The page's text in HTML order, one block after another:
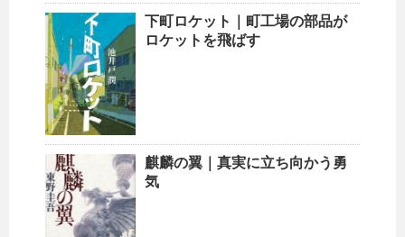
下町ロケット｜町工場の部品が
ロケットを飛ばす
麒麟の翼｜真実に立ち向かう勇
気